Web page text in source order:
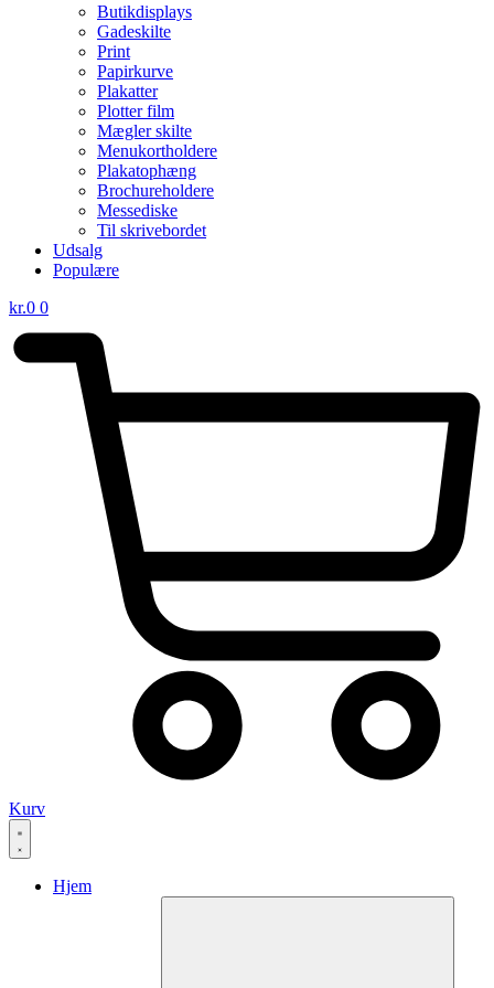
Butikdisplays
Gadeskilte
Print
Papirkurve
Plakatter
Plotter film
Mægler skilte
Menukortholdere
Plakatophæng
Brochureholdere
Messediske
Til skrivebordet
Udsalg
Populære
kr.0 0
Kurv
Hjem